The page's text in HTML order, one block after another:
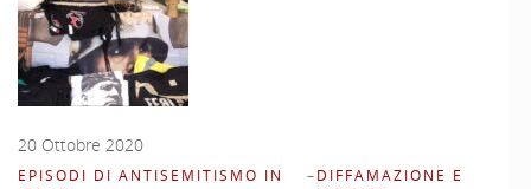
20 Ottobre 2020
EPISODI DI ANTISEMITISMO IN
–DIFFAMAZIONE E